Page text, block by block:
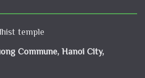
temple
Commune, Hanoi City,